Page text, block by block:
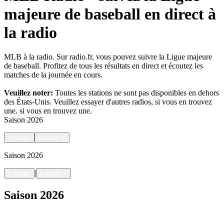
majeure de baseball en direct à
la radio
MLB à la radio. Sur radio.fr, vous pouvez suivre la Ligue majeure
de baseball. Profitez de tous les résultats en direct et écoutez les
matches de la journée en cours.
Veuillez noter: Toutes les stations ne sont pas disponibles en dehors
des États-Unis. Veuillez essayer d'autres radios, si vous en trouvez
une. si vous en trouvez une.
Saison 2026
Saison 2026
|
Saison 2026